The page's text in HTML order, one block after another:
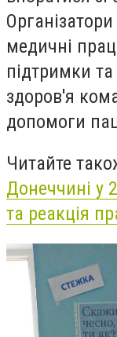
медичні
підтримки
здоров'я
допомоги
Читайте
Донеччині у
та реакція